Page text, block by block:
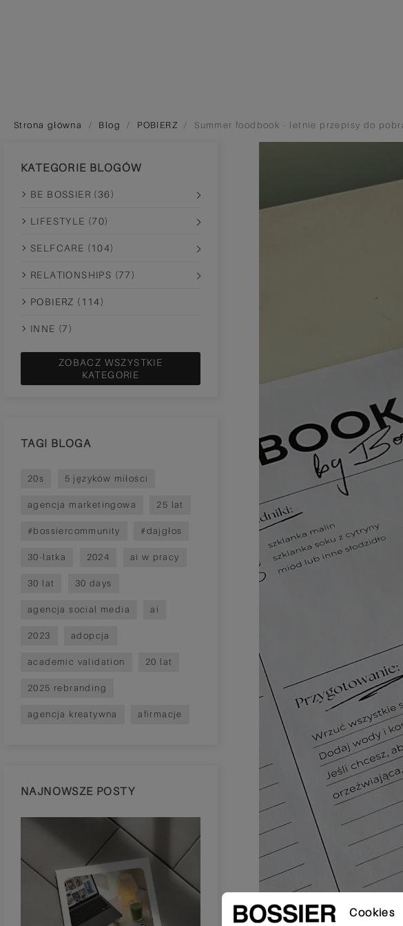
Strona główna Blog POBIERZ Summer foodbook - letnie przepisy do
KATEGORIE BLOGÓW
BE BOSSIER (36)
LIFESTYLE (70)
SELFCARE (104)
RELATIONSHIPS (77)
POBIERZ (114)
INNE (7)
ZOBACZ WSZYSTKIE
KATEGORIE
TAGI BLOGA
20s 5 języków miłości
agencja marketingowa 25 lat
#bossiercommunity #dajgłos
30-latka 2024 ai w pracy
30 lat 30 days
agencja social media ai
2023 adopcja
academic validation 20 lat
2025 rebranding
agencja kreatywna afirmacje
NAJNOWSZE POSTY
Cookies